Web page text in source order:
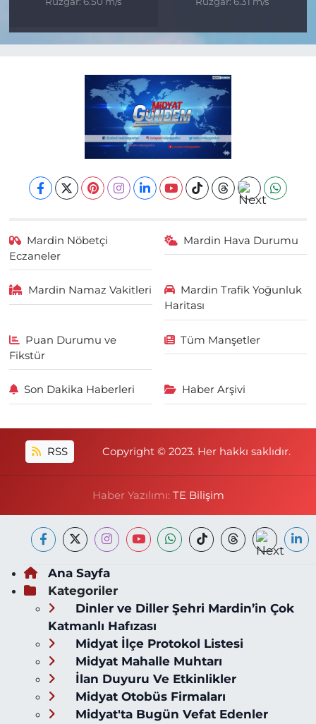
Mardin Nöbetçi
Eczaneler
Mardin Hava Durumu
Mardin Namaz Vakitleri
Mardin Trafik Yoğunluk
Haritası
Puan Durumu ve
Fikstür
Tüm Manşetler
Son Dakika Haberleri Haber Arşivi
RSS Copyright © 2023. Her hakkı saklıdır.
Haber Yazılımı: TE Bilişim
Ana Sayfa
Kategoriler
Dinler ve Diller Şehri Mardin’in Çok
Katmanlı Hafızası
Midyat İlçe Protokol Listesi
Midyat Mahalle Muhtarı
İlan Duyuru Ve Etkinlikler
Midyat Otobüs Firmaları
Midyat'ta Bugün Vefat Edenler